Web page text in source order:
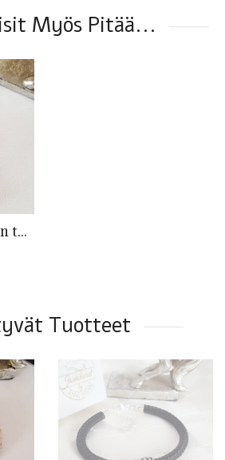
Myös Pitää...
Avaimenperä ilman tupsua
Tuotteet